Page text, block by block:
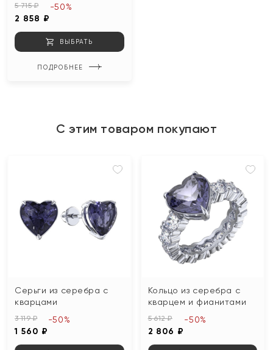
5 715 ₽
2 858 ₽
-50%
ВЫБРАТЬ
ПОДРОБНЕЕ
С этим товаром покупают
Серьги из серебра с
кварцами
3 119 ₽
1 560 ₽
-50%
Кольцо из серебра с
кварцем и фианитами
5 612 ₽
2 806 ₽
-50%